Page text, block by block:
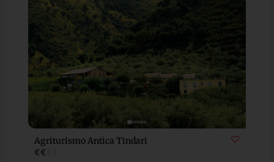
Agriturismo Antica Tindari
€€